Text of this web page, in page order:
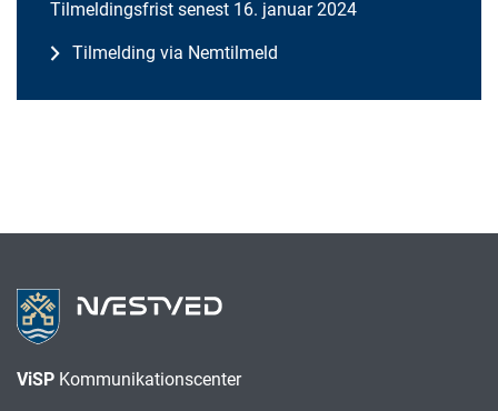
Tilmeldingsfrist senest 16. januar 2024
Tilmelding via Nemtilmeld
ViSP Kommunikationscenter